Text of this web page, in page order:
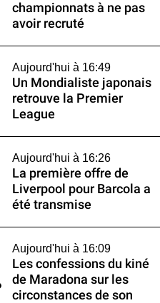
championnats à ne pas
avoir recruté
Aujourd'hui à 16:49
Un Mondialiste japonais
retrouve la Premier
League
Aujourd'hui à 16:26
La première offre de
Liverpool pour Barcola a
été transmise
Aujourd'hui à 16:09
Les confessions du kiné
de Maradona sur les
circonstances de son